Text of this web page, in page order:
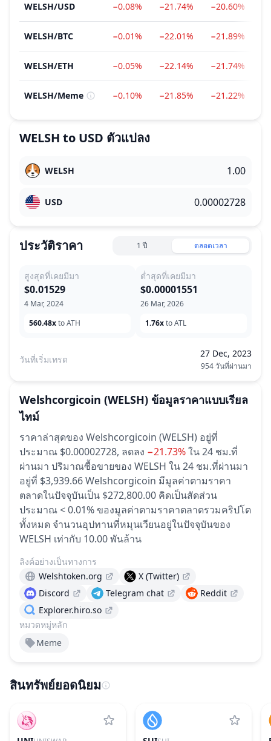
WELSH/USD −0.08% −21.74% −20.60%
WELSH/BTC −0.01% −22.01% −21.89%
WELSH/ETH −0.05% −22.14% −21.74%
WELSH/Meme −0.10% −21.85% −21.22%
WELSH to USD ตัวแปลง
WELSH
USD
ประวัติราคา 1 ปี ตลอดเวลา
สูงสุดที่เคยมีมา
4 Mar, 2024
$0.01529
560.48xto ATH
ต่ำสุดที่เคยมีมา
26 Mar, 2026
$0.00001551
1.76xto ATL
วันที่เริ่มเทรด
27 Dec, 2023
954 วันที่ผ่านมา
Welshcorgicoin (WELSH) ข้อมูลราคาแบบเรียล
ไทม์
ราคาล่าสุดของ Welshcorgicoin (WELSH) อยู่ที่
ประมาณ $0.00002728, ลดลง −21.73%ใน 24 ชม.ที่
ผ่านมา ปริมาณซื้อขายของ WELSH ใน 24 ชม.ที่ผ่านมา
อยู่ที่ $3,939.66Welshcorgicoin มีมูลค่าตามราคา
ตลาดในปัจจุบันเป็น $272,800.00 คิดเป็นสัดส่วน
ประมาณ < 0.01% ของมูลค่าตามราคาตลาดรวมคริปโต
ทั้งหมด จำนวนอุปทานที่หมุนเวียนอยู่ในปัจจุบันของ
WELSH เท่ากับ 10.00 พันล้าน
หมวดหมู่หลัก
Meme
ลิงค์อย่างเป็นทางการ
Welshtoken.org
X (Twitter)
Discord
Telegram chat
Reddit
Explorer.hiro.so
สินทรัพย์ยอดนิยม